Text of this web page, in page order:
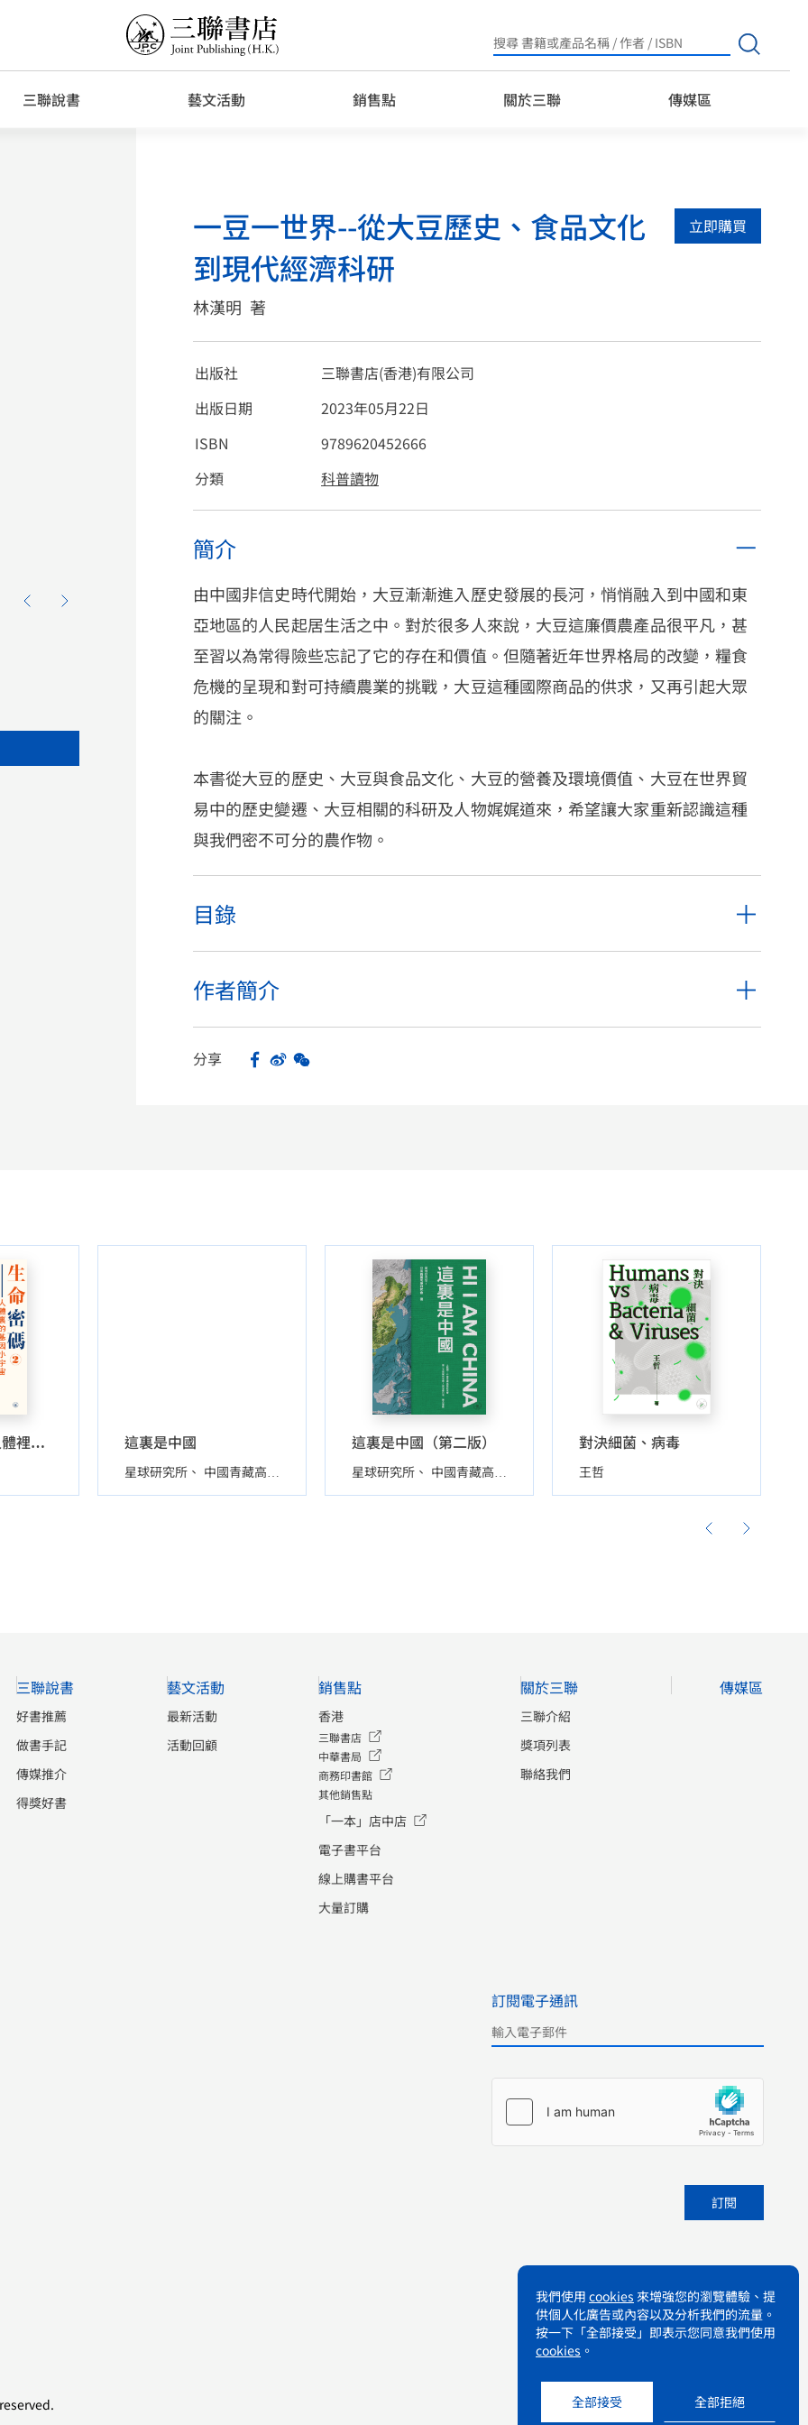
我們使用 cookies 來增強您的瀏覽體驗、提
供個人化廣告或內容以及分析我們的流量。
按一下「全部接受」即表示您同意我們使用
cookies 。
全部接受 全部拒絕
Search
for:
三聯說書 藝文活動 銷售點 關於三聯 傳媒區
一豆一世界--從大豆歷史、食品文化
到現代經濟科研
林漢明 著
立即購買
出版社
三聯書店(香港)有限公司
出版日期
2023年05月22日
ISBN
9789620452666
分類
科普讀物
簡介
由中國非信史時代開始，大豆漸漸進入歷史發展的長河，悄悄融入到中國和東
亞地區的人民起居生活之中。對於很多人來說，大豆這廉價農產品很平凡，甚
至習以為常得險些忘記了它的存在和價值。但隨著近年世界格局的改變，糧食
危機的呈現和對可持續農業的挑戰，大豆這種國際商品的供求，又再引起大眾
的關注。
本書從大豆的歷史、大豆與食品文化、大豆的營養及環境價值、大豆在世界貿
易中的歷史變遷、大豆相關的科研及人物娓娓道來，希望讓大家重新認識這種
與我們密不可分的農作物。
目錄
作者簡介
分享 Facebook
Sina Weibo
WeChat
生命密碼2——人體裡的基因小宇宙 這裏是中國
星球研究所 中國青藏高原研究會
這裏是中國（第二版）
星球研究所 中國青藏高原研究會
對決細菌、病毒
王哲
三聯說書
好書推薦
做書手記
傳媒推介
得獎好書
藝文活動
最新活動
活動回顧
銷售點
香港
三聯書店
中華書局
商務印書館
其他銷售點
「一本」店中店
電子書平台
線上購書平台
大量訂購
關於三聯
三聯介紹
獎項列表
聯絡我們
傳媒區
訂閱電子通訊
條款及細則私隱政策